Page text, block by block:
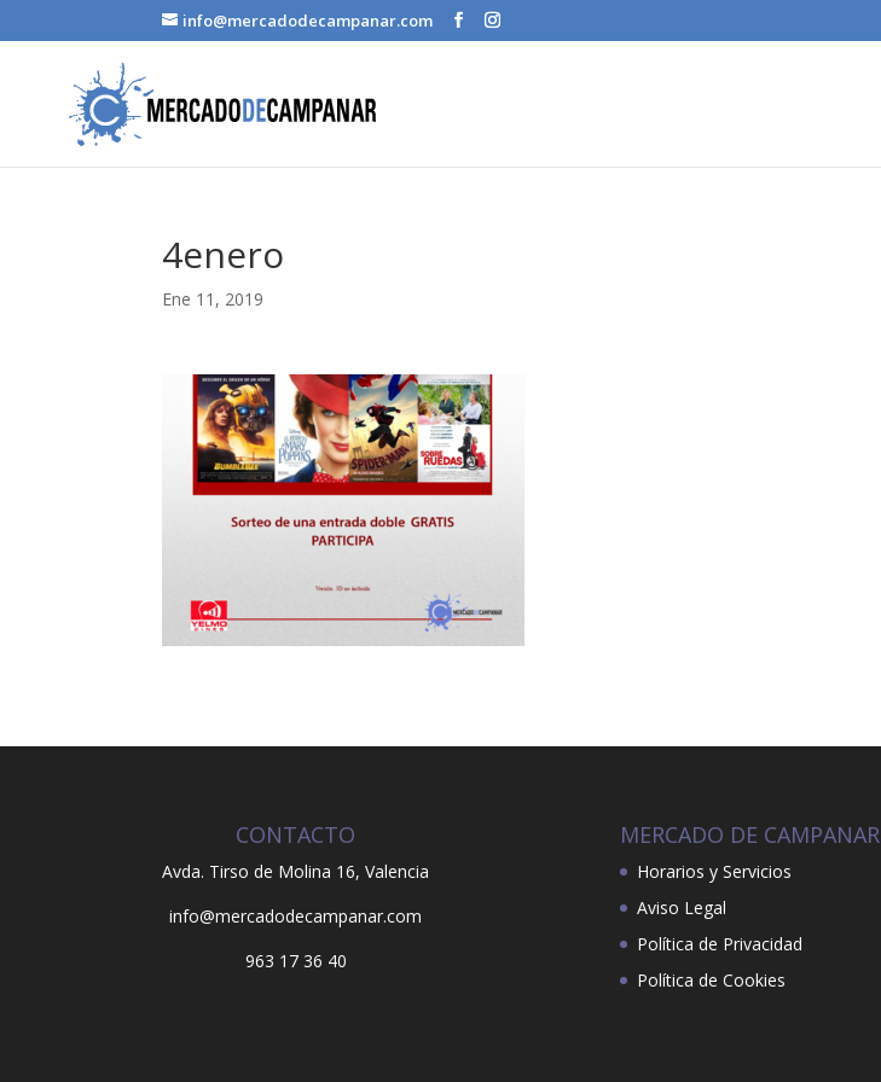
info@mercadodecampanar.com
4enero
Ene 11, 2019
CONTACTO
Avda. Tirso de Molina 16, Valencia
info@mercadodecampanar.com
963 17 36 40
MERCADO DE CAMPANAR
Horarios y Servicios
Aviso Legal
Política de Privacidad
Política de Cookies